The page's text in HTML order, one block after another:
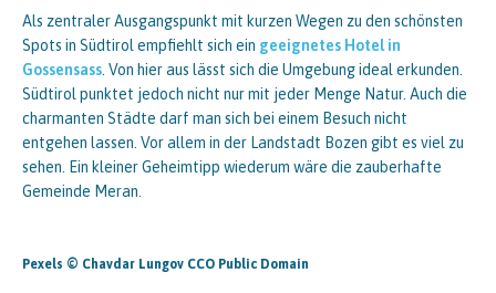
Als zentraler Ausgangspunkt mit kurzen Wegen zu den schönsten
Spots in Südtirol empfiehlt sich ein geeignetes Hotel in
Gossensass . Von hier aus lässt sich die Umgebung ideal erkunden.
Südtirol punktet jedoch nicht nur mit jeder Menge Natur. Auch die
charmanten Städte darf man sich bei einem Besuch nicht
entgehen lassen. Vor allem in der Landstadt Bozen gibt es viel zu
sehen. Ein kleiner Geheimtipp wiederum wäre die zauberhafte
Gemeinde Meran.
Pexels © Chavdar Lungov CCO Public Domain